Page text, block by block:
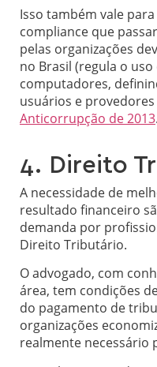
Isso também vale
compliance que
pelas organizações
no Brasil (regula o
computadores,
usuários e provedores
Anticorrupção de 2013.
4. Direito
A necessidade de
resultado financeiro
demanda por
Direito Tributário.
O advogado, com
área, tem condições
do pagamento de
organizações
realmente necessário